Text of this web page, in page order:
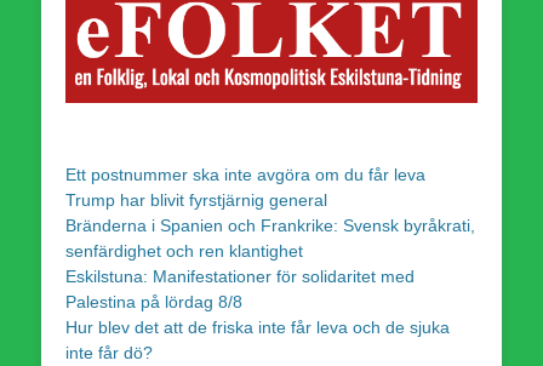
Ett postnummer ska inte avgöra om du får leva
Trump har blivit fyrstjärnig general
Bränderna i Spanien och Frankrike: Svensk byråkrati,
senfärdighet och ren klantighet
Eskilstuna: Manifestationer för solidaritet med
Palestina på lördag 8/8
Hur blev det att de friska inte får leva och de sjuka
inte får dö?